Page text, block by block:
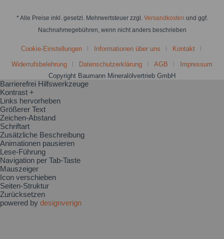
* Alle Preise inkl. gesetzl. Mehrwertsteuer zzgl. Versandkosten und ggf.
Nachnahmegebühren, wenn nicht anders beschrieben
Cookie-Einstellungen Informationen über uns Kontakt
Widerrufsbelehrung Datenschutzerklärung AGB
Impressum
Copyright Baumann Mineralölvertrieb GmbH
Barrierefrei Hilfswerkzeuge
Kontrast +
Links hervorheben
Größerer Text
Zeichen-Abstand
Schriftart
Zusätzliche Beschreibung
Animationen pausieren
Lese-Führung
Navigation per Tab-Taste
Mauszeiger
Icon verschieben
Seiten-Struktur
Zurücksetzen
powered by designverign